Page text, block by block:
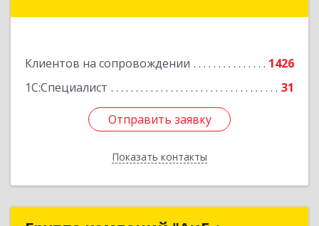
Клиентов на сопровождении
1426
1С:Специалист
31
Отправить заявку
Показать контакты
Отправить заявку
Назад